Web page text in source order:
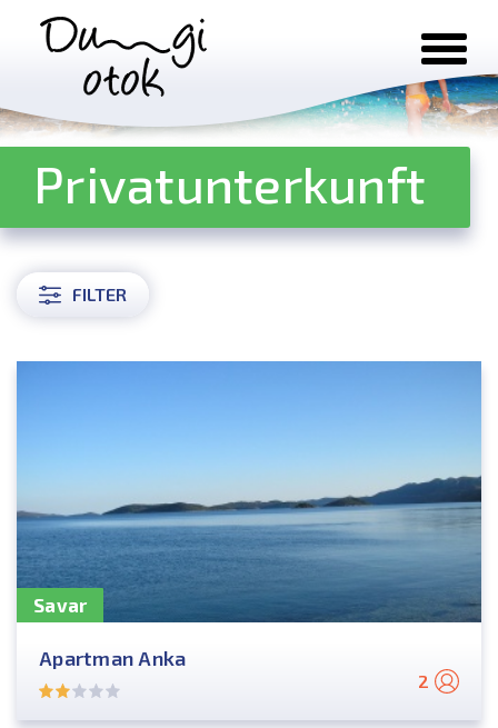
Zum Inhalt springen
Privatunterkunft
FILTER
Savar
Apartman Anka
2